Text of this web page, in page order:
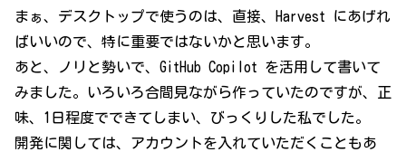
まぁ、デスクトップで使うのは、直接、Harvest にあげれ
ばいいので、特に重要ではないかと思います。
あと、ノリと勢いで、GitHub Copilot を活用して書いて
みました。いろいろ合間見ながら作っていたのですが、正
味、1日程度でできてしまい、びっくりした私でした。
開発に関しては、アカウントを入れていただくこともあ